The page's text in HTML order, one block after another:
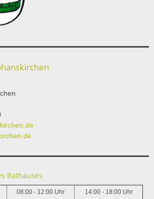
Rathauses
08:00 - 12:00 Uhr 14:00 - 18:00 Uhr